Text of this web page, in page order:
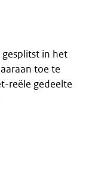
in het
toe te
reële gedeelte